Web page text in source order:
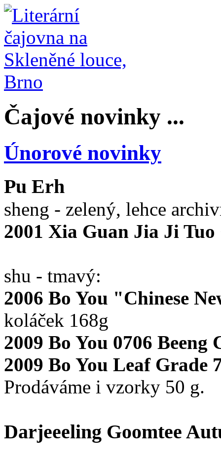
Čajové novinky ...
Únorové novinky
Pu Erh
sheng - zelený, lehce
2001 Xia Guan Jia Ji Tuo
shu - tmavý:
2006 Bo You "Chinese
koláček 168g
2009 Bo You 0706 Beeng
2009 Bo You Leaf Grade
Prodáváme i vzorky 50 g.
Darjeeeling Goomtee